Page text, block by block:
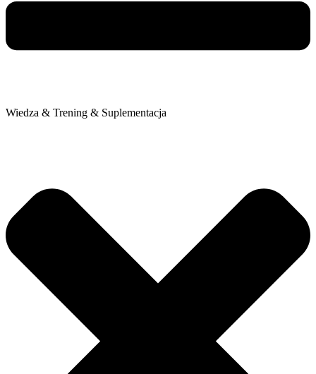
Wiedza & Trening & Suplementacja